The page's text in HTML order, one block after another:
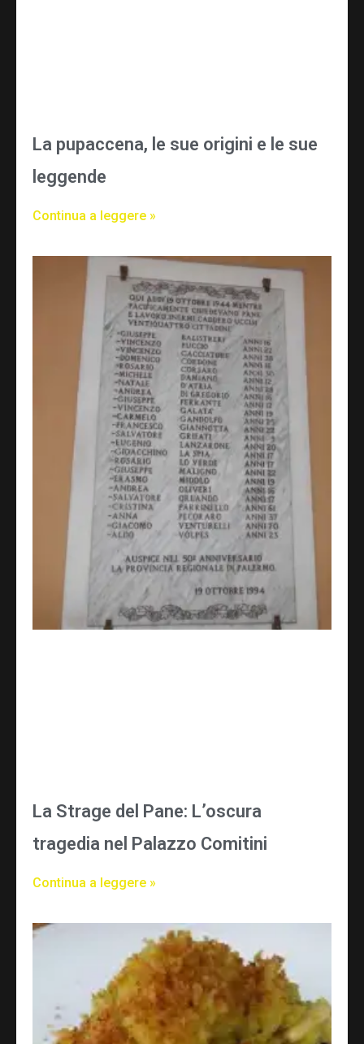
La pupaccena, le sue origini e le sue
leggende
Continua a leggere »
La Strage del Pane: L’oscura
tragedia nel Palazzo Comitini
Continua a leggere »